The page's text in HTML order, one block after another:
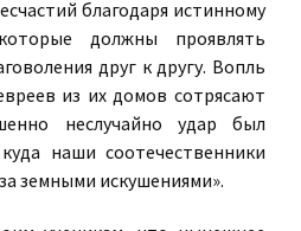
благодаря истинному
должны проявлять
друг к другу. Вопль
из их домов сотрясают
неслучайно удар был
наши соотечественники
земными искушениями».